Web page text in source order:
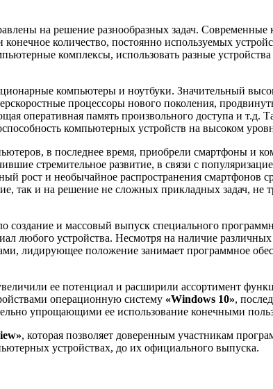
на решение разнообразных задач.
количество, постоянно используемых
комплексы, использовать разные
компьютеры и ноутбуки. Значительный
процессоры нового поколения,
оперативная память произвольного доступа и т.д.
компьютерных устройств на высоком
в последнее время, приобрели смартфоны и
стремительное развитие, в связи с
рост и необычайное распространения смартфонов
так и на решение не сложных прикладных задач, не
и массовый выпуск специального
любого устройства. Несмотря на наличие
лидирующее положение занимает программное
ее потенциал и расширили ассортимент
операционную систему «Windows 10»,
упрощающими ее использование конечными
, которая позволяет доверенным участникам
устройствах, до их официального выпуска.